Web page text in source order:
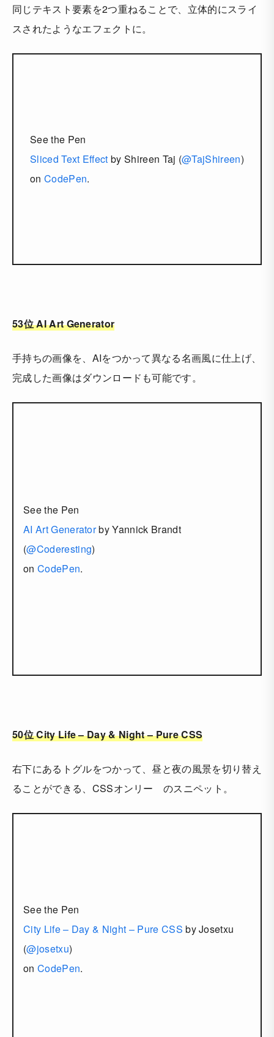
同じテキスト要素を2つ重ねることで、立体的にスライ
スされたようなエフェクトに。
See the Pen
Sliced Text Effect by Shireen Taj (@TajShireen)
on CodePen.
53位 AI Art Generator
手持ちの画像を、AIをつかって異なる名画風に仕上げ、
完成した画像はダウンロードも可能です。
See the Pen
AI Art Generatorby Yannick Brandt
(@Coderesting)
on CodePen.
50位 City Life – Day & Night – Pure CSS
右下にあるトグルをつかって、昼と夜の風景を切り替え
ることができる、CSSオンリー のスニペット。
See the Pen
City Life – Day & Night – Pure CSS by Josetxu
(@josetxu)
on CodePen.